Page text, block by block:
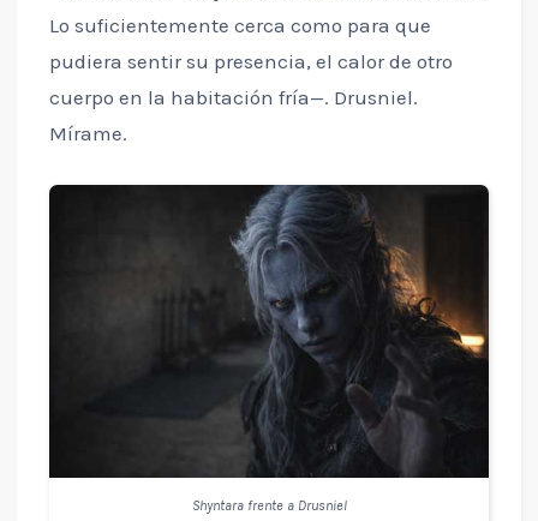
Lo suficientemente cerca como para que
pudiera sentir su presencia, el calor de otro
cuerpo en la habitación fría—. Drusniel.
Mírame.
Shyntara frente a Drusniel